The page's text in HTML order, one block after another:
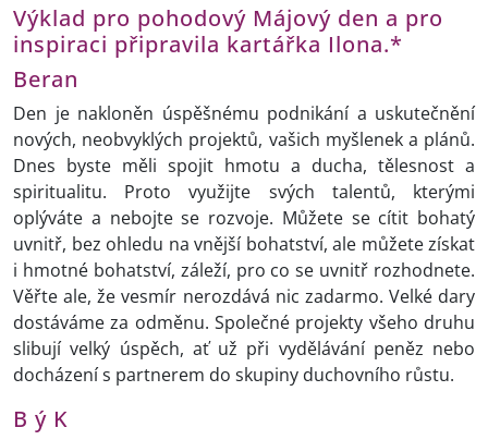
Výklad pro pohodový Májový den a pro
inspiraci připravila kartářka Ilona.*
Beran
Den je nakloněn úspěšnému podnikání a uskutečnění
nových, neobvyklých projektů, vašich myšlenek a plánů.
Dnes byste měli spojit hmotu a ducha, tělesnost a
spiritualitu. Proto využijte svých talentů, kterými
oplýváte a nebojte se rozvoje. Můžete se cítit bohatý
uvnitř, bez ohledu na vnější bohatství, ale můžete získat
i hmotné bohatství, záleží, pro co se uvnitř rozhodnete.
Věřte ale, že vesmír nerozdává nic zadarmo. Velké dary
dostáváme za odměnu. Společné projekty všeho druhu
slibují velký úspěch, ať už při vydělávání peněz nebo
docházení s partnerem do skupiny duchovního růstu.
B ý K